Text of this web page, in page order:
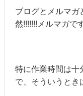
ブログとメルマガ
然!!!!!!!メルマガで
特に作業時間は十
で、そういうとき